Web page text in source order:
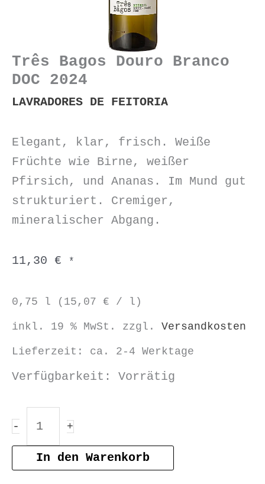
Três Bagos Douro Branco
DOC 2024
LAVRADORES DE FEITORIA
Elegant, klar, frisch. Weiße
Früchte wie Birne, weißer
Pfirsich, und Ananas. Im Mund gut
strukturiert. Cremiger,
mineralischer Abgang.
11,30 € *
0,75 l ( 15,07 € / l )
inkl. 19 % MwSt. zzgl. Versandkosten
Lieferzeit: ca. 2-4 Werktage
Verfügbarkeit: Vorrätig
-
Douro
Branco
+
In den Warenkorb